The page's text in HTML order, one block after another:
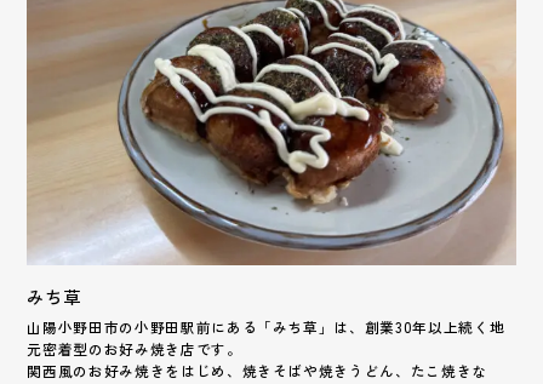
みち草
山陽小野田市の小野田駅前にある「みち草」は、創業30年以上続く地
元密着型のお好み焼き店です。
関西風のお好み焼きをはじめ、焼きそばや焼きうどん、たこ焼きな